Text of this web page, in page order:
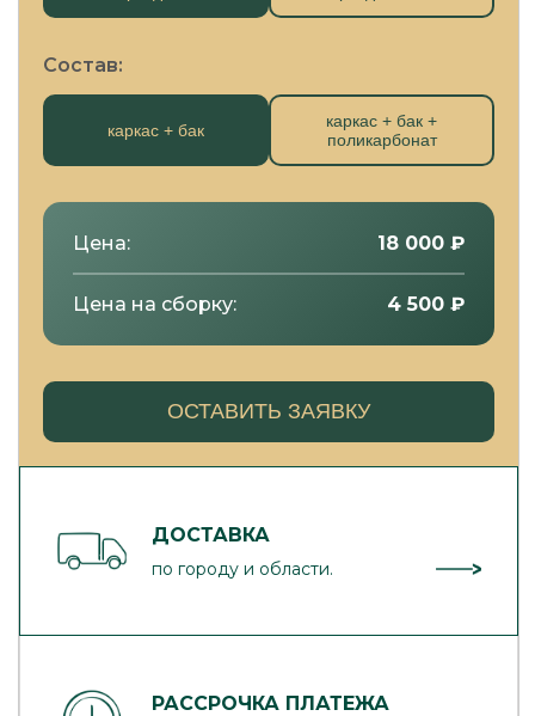
Состав:
каркас + бак
каркас + бак +
поликарбонат
Цена: 18 000 ₽
Цена на сборку: 4 500 ₽
ОСТАВИТЬ ЗАЯВКУ
ДОСТАВКА
по городу и области.
РАССРОЧКА ПЛАТЕЖА